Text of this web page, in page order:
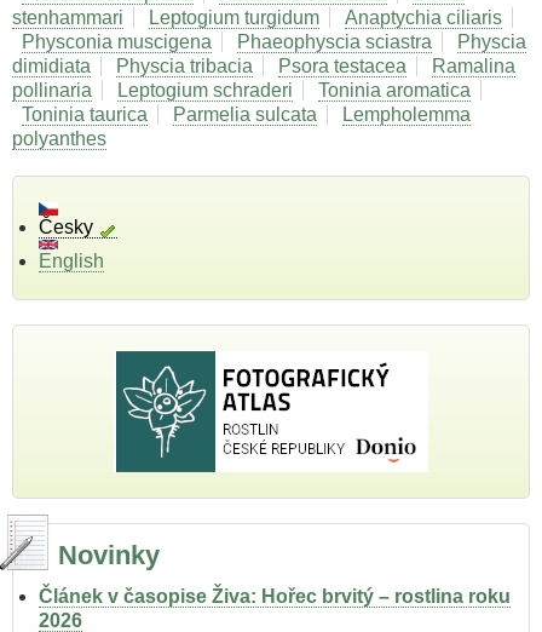
stenhammari
Leptogium turgidum
Anaptychia ciliaris
Physconia muscigena
Phaeophyscia sciastra
Physcia
dimidiata
Physcia tribacia Psora testacea
Ramalina
pollinaria
Leptogium schraderi
Toninia aromatica
Toninia taurica
Parmelia sulcata
Lempholemma
polyanthes
Česky
English
Novinky
Článek v časopise Živa: Hořec brvitý – rostlina roku
2026